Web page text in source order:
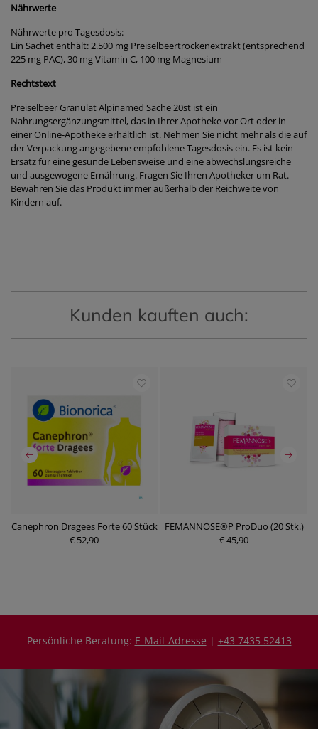
Nährwerte
Nährwerte pro Tagesdosis:
Ein Sachet enthält: 2.500 mg Preiselbeertrockenextrakt (entsprechend
225 mg PAC), 30 mg Vitamin C, 100 mg Magnesium
Rechtstext
Preiselbeer Granulat Alpinamed Sache 20st ist ein
Nahrungsergänzungsmittel, das in Ihrer Apotheke vor Ort oder in
einer Online-Apotheke erhältlich ist. Nehmen Sie nicht mehr als die auf
der Verpackung angegebene empfohlene Tagesdosis ein. Es ist kein
Ersatz für eine gesunde Lebensweise und eine abwechslungsreiche
und ausgewogene Ernährung. Fragen Sie Ihren Apotheker um Rat.
Bewahren Sie das Produkt immer außerhalb der Reichweite von
Kindern auf.
Kunden kauften auch:
Canephron Dragees Forte 60 Stück
€ 52,90
FEMANNOSE®P ProDuo (20 Stk.)
€ 45,90
Persönliche Beratung: E-Mail-Adresse | +43 7435 52413